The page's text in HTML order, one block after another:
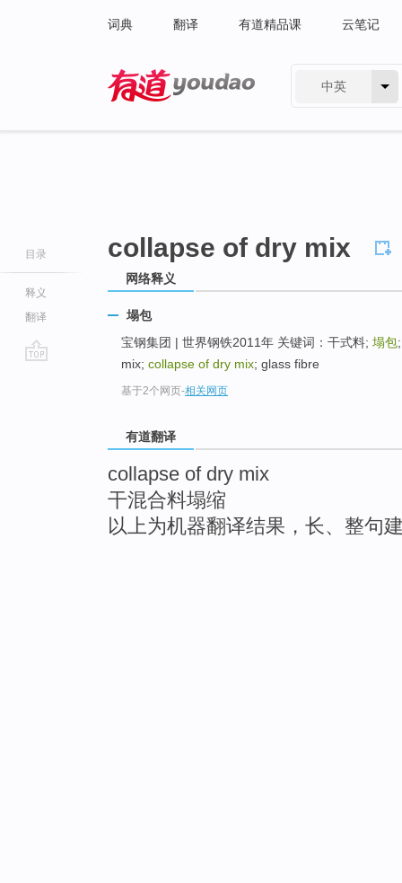
词典 翻译 有道精品课 云笔记
中英
目录
释义
翻译
collapse of dry mix
网络释义
塌包
宝钢集团 | 世界钢铁2011年 关键词：干式料; 塌包
mix; collapse of dry mix; glass fibre
基于2个网页-相关网页
有道翻译
collapse of dry mix
干混合料塌缩
以上为机器翻译结果，长、整句